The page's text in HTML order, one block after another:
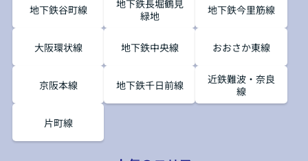
地下鉄谷町線
地下鉄長堀鶴見
緑地
地下鉄今里筋線
大阪環状線 地下鉄中央線 おおさか東線
京阪本線 地下鉄千日前線
近鉄難波・奈良
線
片町線